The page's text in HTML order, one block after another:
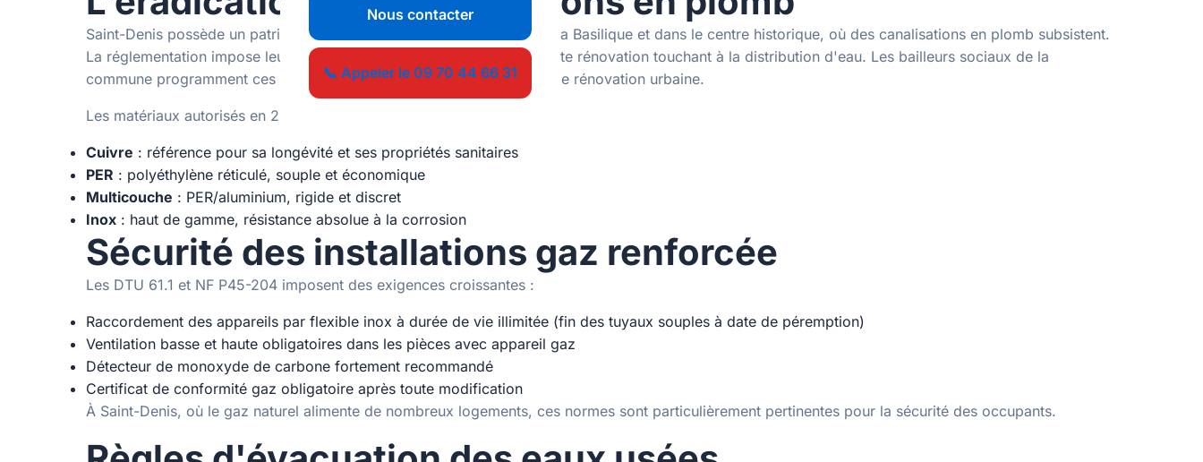
Nous contacter
📞 Appeler le 09 70 44 66 31
Saint-Denis possède un patrimoine bâti ancien, notamment autour de la Basilique et dans le centre historique, où des canalisations en plomb subsistent.
La réglementation impose leur remplacement systématique lors de toute rénovation touchant à la distribution d'eau. Les bailleurs sociaux de la
commune programment ces remplacements dans le cadre des plans de rénovation urbaine.
Les matériaux autorisés en 2026 pour l'eau potable :
Cuivre : référence pour sa longévité et ses propriétés sanitaires
PER : polyéthylène réticulé, souple et économique
Multicouche : PER/aluminium, rigide et discret
Inox : haut de gamme, résistance absolue à la corrosion
Sécurité des installations gaz renforcée
Les DTU 61.1 et NF P45-204 imposent des exigences croissantes :
Raccordement des appareils par flexible inox à durée de vie illimitée (fin des tuyaux souples à date de péremption)
Ventilation basse et haute obligatoires dans les pièces avec appareil gaz
Détecteur de monoxyde de carbone fortement recommandé
Certificat de conformité gaz obligatoire après toute modification
À Saint-Denis, où le gaz naturel alimente de nombreux logements, ces normes sont particulièrement pertinentes pour la sécurité des occupants.